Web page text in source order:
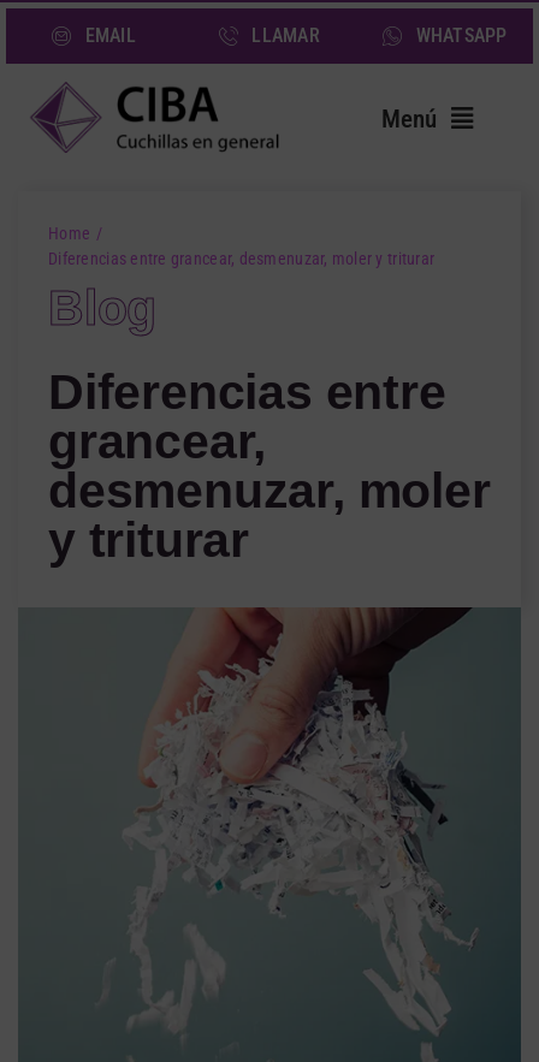
Saltar
contenido
EMAIL LLAMAR WHATSAPP
Menú
Cuchillas
Servicios
Quiénes somos
Noticias
Contacto
Home
Diferencias entre grancear, desmenuzar, moler y triturar
Blog
Diferencias entre
grancear,
desmenuzar, moler
y triturar